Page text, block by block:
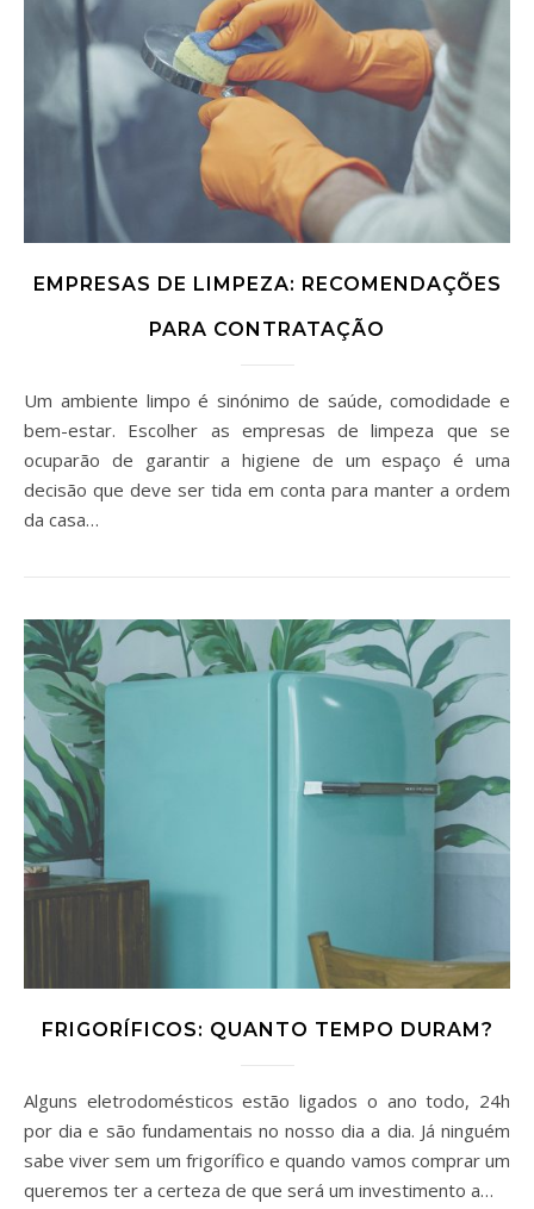
EMPRESAS DE LIMPEZA: RECOMENDAÇÕES
PARA CONTRATAÇÃO
Um ambiente limpo é sinónimo de saúde, comodidade e
bem-estar. Escolher as empresas de limpeza que se
ocuparão de garantir a higiene de um espaço é uma
decisão que deve ser tida em conta para manter a ordem
da casa…
FRIGORÍFICOS: QUANTO TEMPO DURAM?
Alguns eletrodomésticos estão ligados o ano todo, 24h
por dia e são fundamentais no nosso dia a dia. Já ninguém
sabe viver sem um frigorífico e quando vamos comprar um
queremos ter a certeza de que será um investimento a…